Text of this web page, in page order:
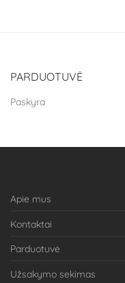
PARDUOTUVĖ
Paskyra
Apie mus
Kontaktai
Parduotuvė
Užsakymo sekimas